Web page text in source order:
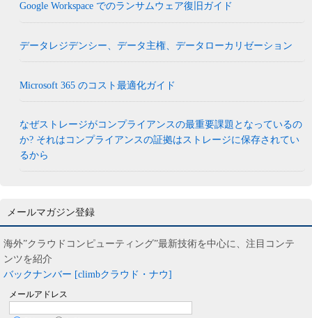
Google Workspace でのランサムウェア復旧ガイド
データレジデンシー、データ主権、データローカリゼーション
Microsoft 365 のコスト最適化ガイド
なぜストレージがコンプライアンスの最重要課題となっているの
か? それはコンプライアンスの証拠はストレージに保存されてい
るから
メールマガジン登録
海外”クラウドコンピューティング”最新技術を中心に、注目コンテ
ンツを紹介
バックナンバー [climbクラウド・ナウ]